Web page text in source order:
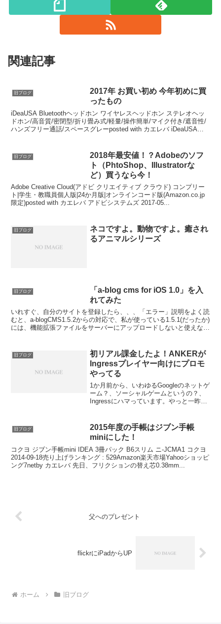
関連記事
旧ブログ
2017年 お買い初め 今年初めに買
ったもの
iDeaUSA Bluetoothヘッドホン ワイヤレスヘッドホン ステレオヘッ
ドホン/高音質/密閉型/折り畳み式/軽量/操作簡単/マイク付き/遮音性/
ハンズフリー通話/スペースグレーposted with カエレバ iDeaUSA
旧ブログ
2018年最安値！？Adobeのソフ
ト（PhtoShop、Illustratorな
ど）買うなら今！
Adobe Creative Cloud(アドビ クリエイティブ クラウド) コンプリー
ト|学生・教職員個人版|24か月版|オンラインコード版(Amazon.co.jp
限定)posted with カエレバ アドビシステムズ 2017-05...
旧ブログ
ネコですよ。動物ですよ。癒され
るアニマルシリーズ
旧ブログ
「a-blog cms for iOS 1.0」を入
れてみた
いれすぐ、自分のサイトを登録したら、、、「エラー」説明をよく読
むと、a-blogCMS1.5.2からの対応で、私が使っている1.5.1(だったか)
には、機能拡張ファイルをサーバーにアップロードしないと使えない
旧ブログ
初リアル課金したよ！ANKERが
Ingressプレイヤー向けにプロモ
やってる
1か月前から、いわゆるGoogleのネットゲ
ーム？、ソーシャルゲームというの？、
Ingressにハマっています。やっと一昨
ですね…。Ingressとは、GPS機能...
旧ブログ
2015年度の手帳はジブン手帳
miniにした！
コクヨ ジブン手帳mini IDEA 3冊パック B6スリム ニ-JCMA1 コクヨ
2014-09-18売り上げランキング : 529Amazon楽天市場Yahooショッピ
ング7netby カエレバ 先日、フリクションの替え芯0.38mm...
父へのプレゼント
flickrにiPadからUP
ホーム 旧ブログ